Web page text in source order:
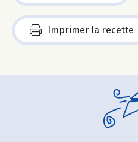
Imprimer la recette